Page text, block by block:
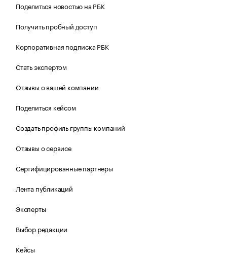
Поделиться новостью на РБК
Получить пробный доступ
Корпоративная подписка РБК
Стать экспертом
Отзывы о вашей компании
Поделиться кейсом
Создать профиль группы компаний
Отзывы о сервисе
Сертифицированные партнеры
Лента публикаций
Эксперты
Выбор редакции
Кейсы